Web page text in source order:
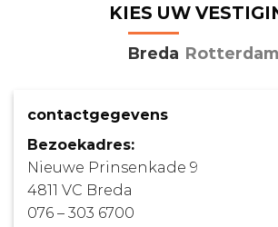
KIES UW
Breda Rotterdam
contactgegevens
Bezoekadres:
Nieuwe Prinsenkade 9
4811 VC Breda
076 – 303 6700